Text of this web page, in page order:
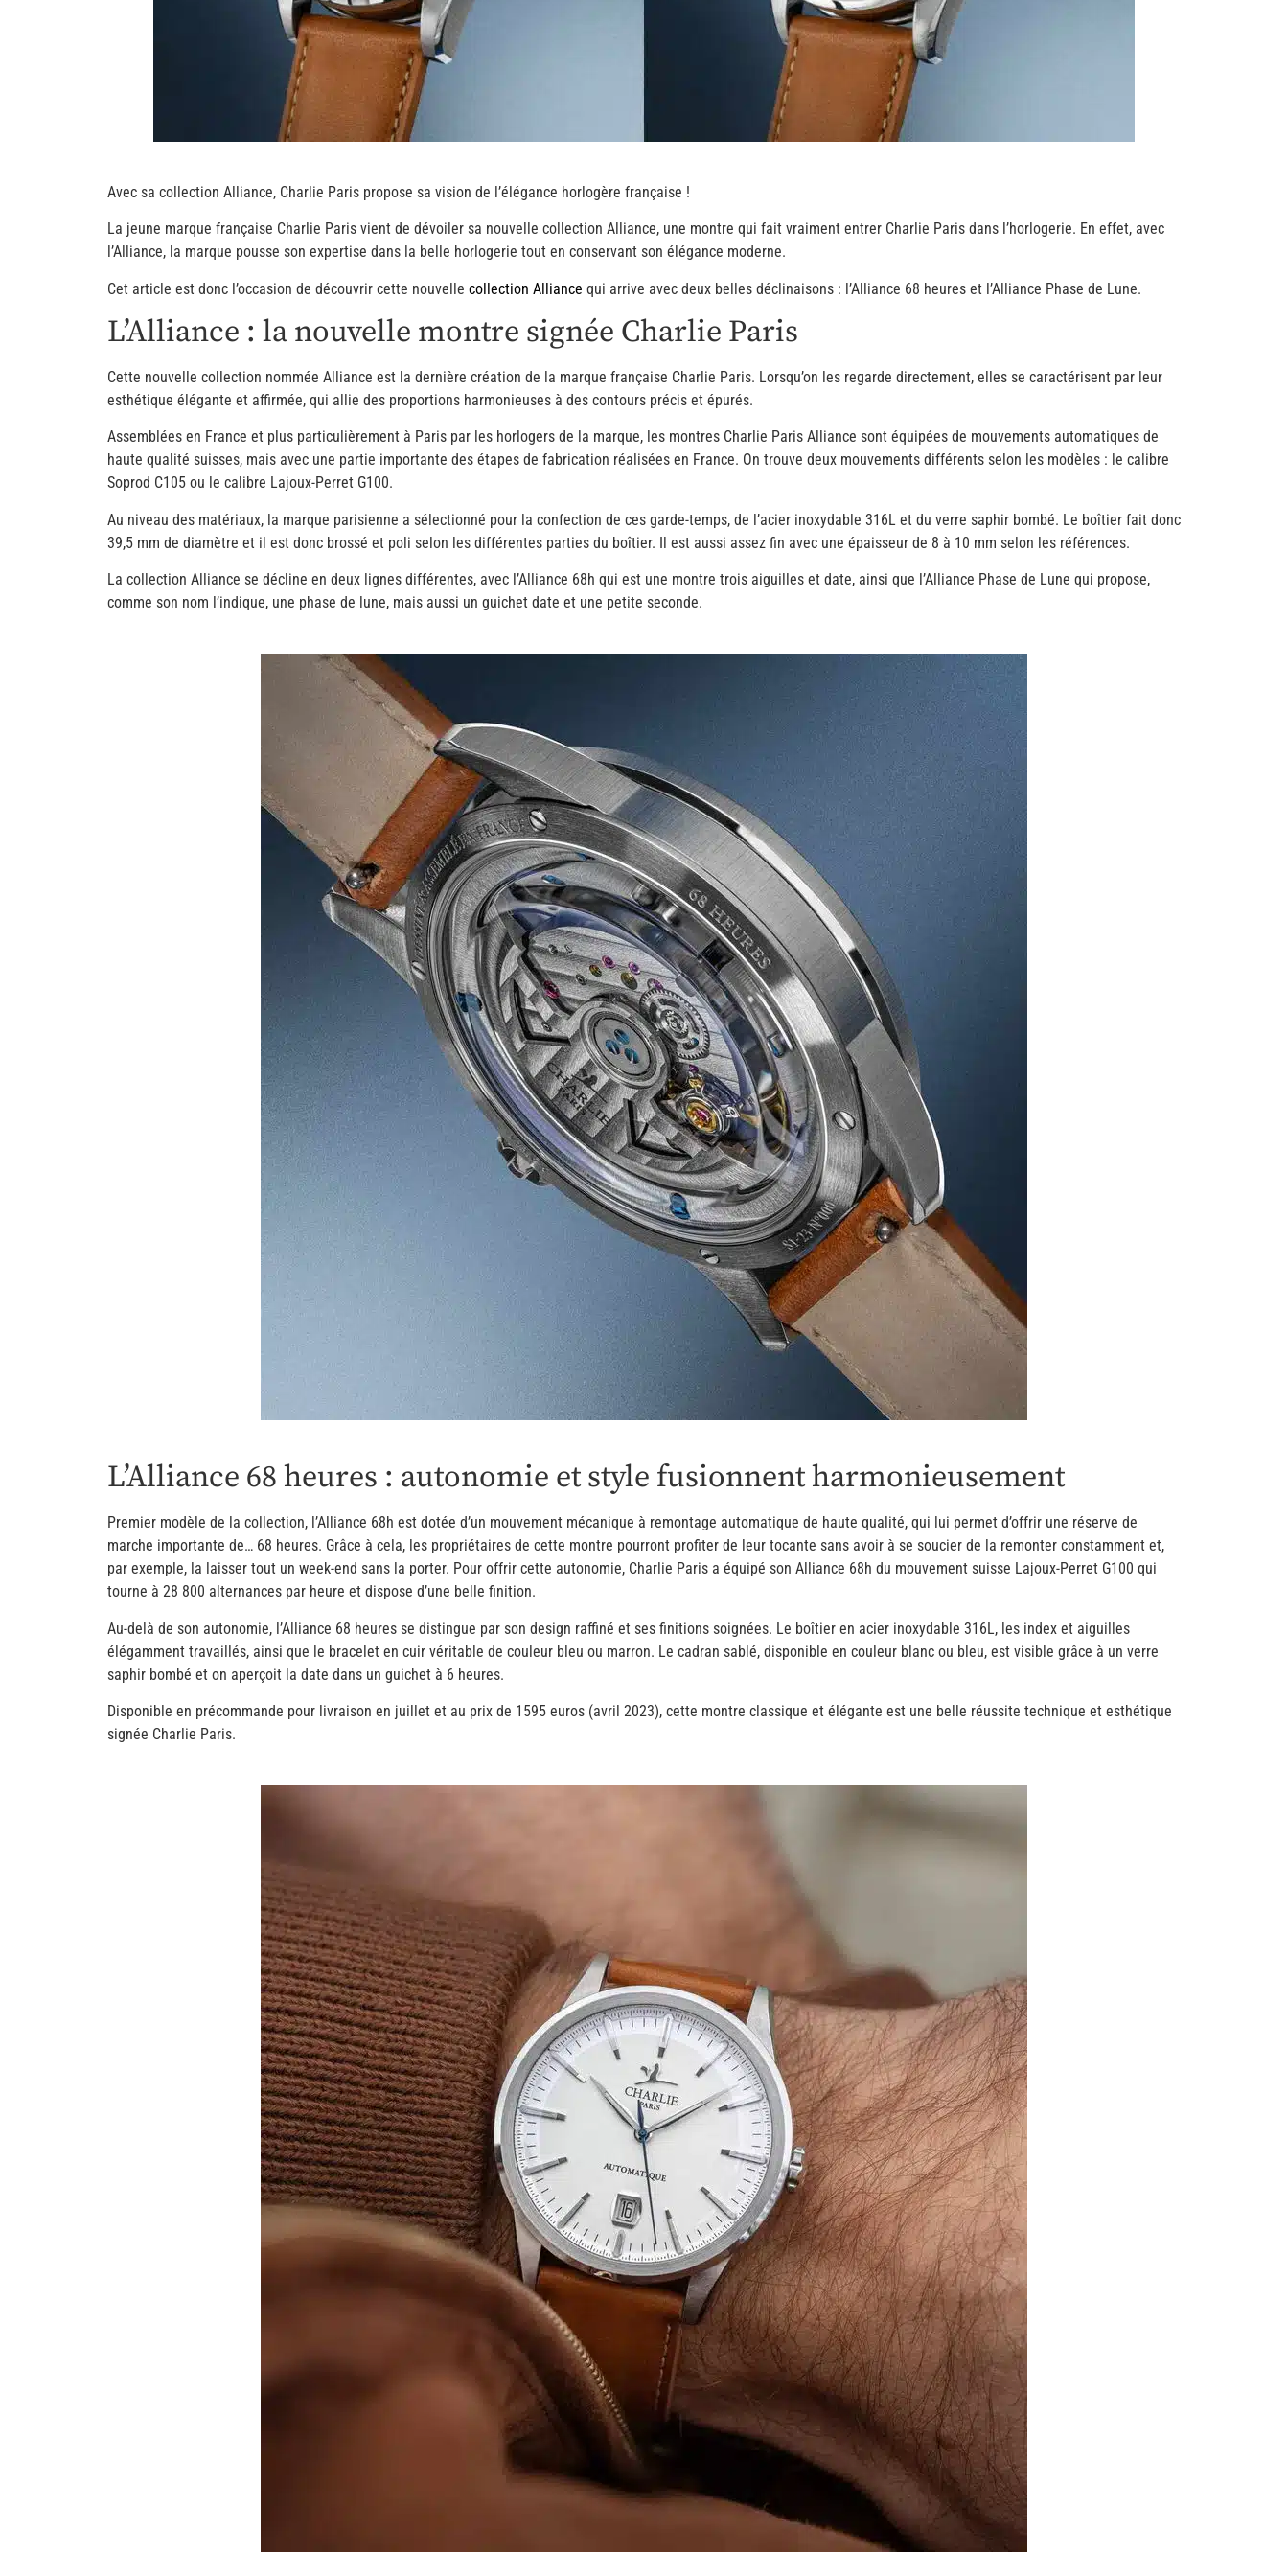
Avec sa collection Alliance, Charlie Paris propose sa vision de l’élégance horlogère française !
La jeune marque française Charlie Paris vient de dévoiler sa nouvelle collection Alliance, une montre qui fait vraiment entrer Charlie Paris dans l’horlogerie. En effet, avec
l’Alliance, la marque pousse son expertise dans la belle horlogerie tout en conservant son élégance moderne.
Cet article est donc l’occasion de découvrir cette nouvelle collection Alliance qui arrive avec deux belles déclinaisons : l’Alliance 68 heures et l’Alliance Phase de Lune.
L’Alliance : la nouvelle montre signée Charlie Paris
Cette nouvelle collection nommée Alliance est la dernière création de la marque française Charlie Paris. Lorsqu’on les regarde directement, elles se caractérisent par leur
esthétique élégante et affirmée, qui allie des proportions harmonieuses à des contours précis et épurés.
Assemblées en France et plus particulièrement à Paris par les horlogers de la marque, les montres Charlie Paris Alliance sont équipées de mouvements automatiques de
haute qualité suisses, mais avec une partie importante des étapes de fabrication réalisées en France. On trouve deux mouvements différents selon les modèles : le calibre
Soprod C105 ou le calibre Lajoux-Perret G100.
Au niveau des matériaux, la marque parisienne a sélectionné pour la confection de ces garde-temps, de l’acier inoxydable 316L et du verre saphir bombé. Le boîtier fait donc
39,5 mm de diamètre et il est donc brossé et poli selon les différentes parties du boîtier. Il est aussi assez fin avec une épaisseur de 8 à 10 mm selon les références.
La collection Alliance se décline en deux lignes différentes, avec l’Alliance 68h qui est une montre trois aiguilles et date, ainsi que l’Alliance Phase de Lune qui propose,
comme son nom l’indique, une phase de lune, mais aussi un guichet date et une petite seconde.
L’Alliance 68 heures : autonomie et style fusionnent harmonieusement
Premier modèle de la collection, l’Alliance 68h est dotée d’un mouvement mécanique à remontage automatique de haute qualité, qui lui permet d’offrir une réserve de
marche importante de… 68 heures. Grâce à cela, les propriétaires de cette montre pourront profiter de leur tocante sans avoir à se soucier de la remonter constamment et,
par exemple, la laisser tout un week-end sans la porter. Pour offrir cette autonomie, Charlie Paris a équipé son Alliance 68h du mouvement suisse Lajoux-Perret G100 qui
tourne à 28 800 alternances par heure et dispose d’une belle finition.
Au-delà de son autonomie, l’Alliance 68 heures se distingue par son design raffiné et ses finitions soignées. Le boîtier en acier inoxydable 316L, les index et aiguilles
élégamment travaillés, ainsi que le bracelet en cuir véritable de couleur bleu ou marron. Le cadran sablé, disponible en couleur blanc ou bleu, est visible grâce à un verre
saphir bombé et on aperçoit la date dans un guichet à 6 heures.
Disponible en précommande pour livraison en juillet et au prix de 1595 euros (avril 2023), cette montre classique et élégante est une belle réussite technique et esthétique
signée Charlie Paris.